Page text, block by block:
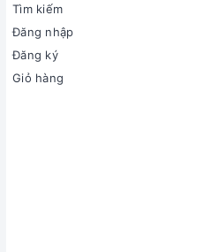
Tìm kiếm
Đăng nhập
Đăng ký
Giỏ hàng